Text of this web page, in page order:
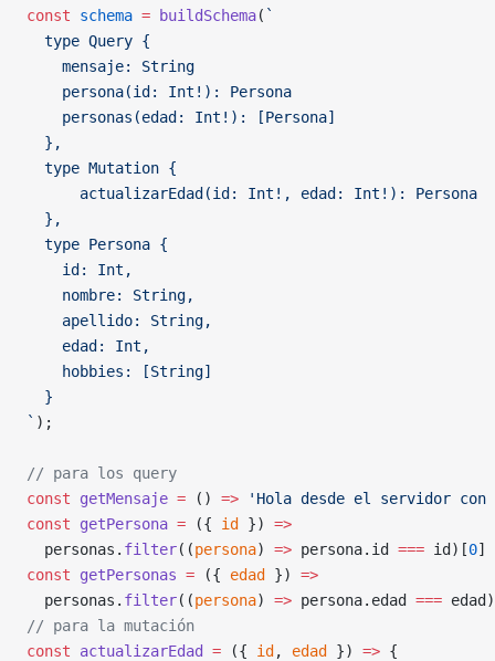
const schema = buildSchema( `
  type Query {
    mensaje: String
    persona(id: Int!): Persona
    personas(edad: Int!): [Persona]
  },
  type Mutation {
	  actualizarEdad(id: Int!, edad: Int!): Persona
  },
  type Persona {
    id: Int,
    nombre: String,
    apellido: String,
    edad: Int,
    hobbies: [String]
  }
` );
// para los query
const getMensaje = () => 'Hola desde el servidor con
const getPersona = ({ id }) =>
  personas.
filter((persona) => persona.id === id)[0]
const getPersonas = ({ edad }) =>
  personas.
filter((persona) => persona.edad ===
// para la mutación
const actualizarEdad = ({ id , edad }) => {